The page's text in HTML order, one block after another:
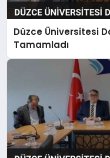
Düzce Üniversitesi
Tamamladı